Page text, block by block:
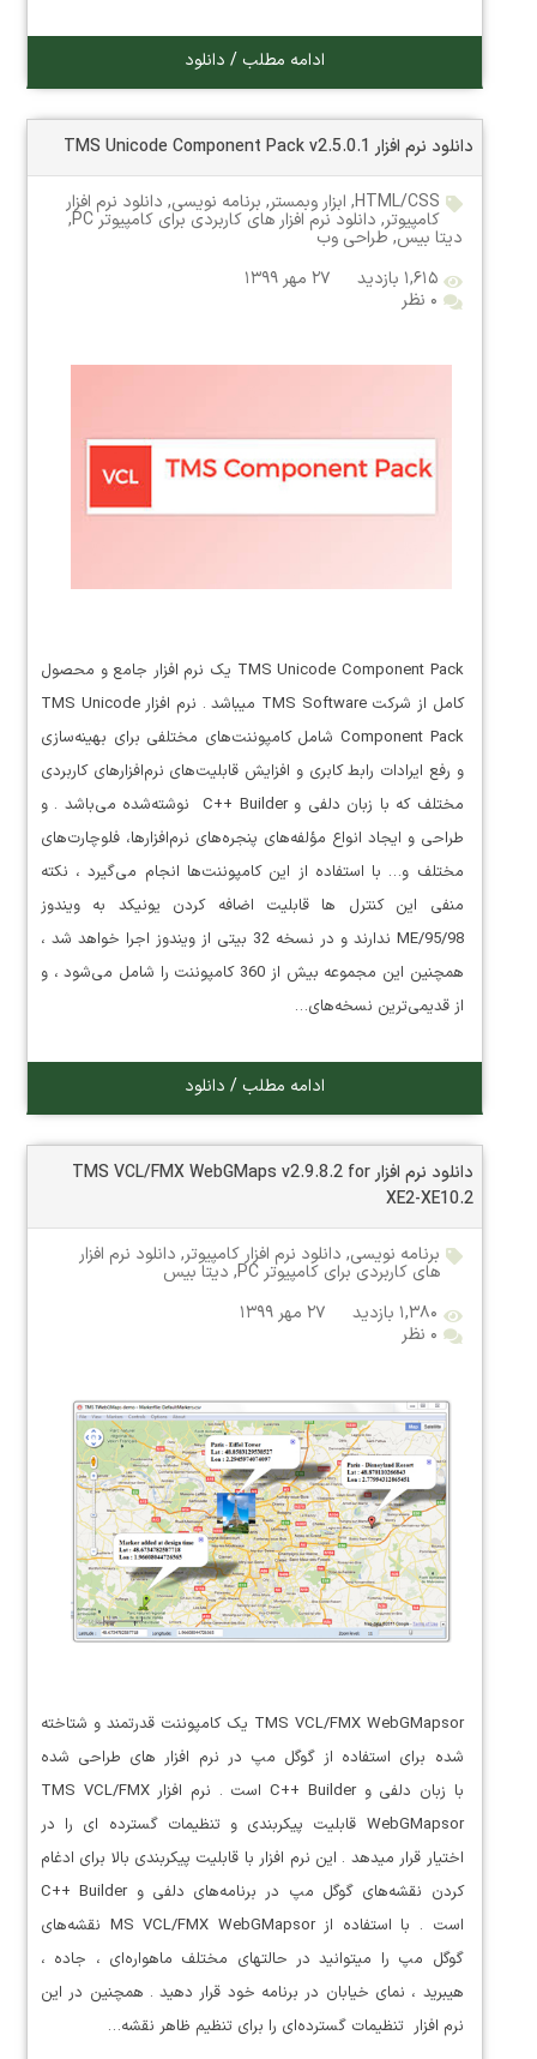
ادامه مطلب / دانلود
دانلود نرم افزار TMS Unicode Component Pack v2.5.0.1
HTML/CSS
, ابزار وبمستر, برنامه نویسی, دانلود نرم افزار
کامپیوتر, دانلود نرم افزار های کاربردی برای کامپیوتر PC ,
دیتا بیس, طراحی وب
۱,۶۱۵ بازدید
۲۷ مهر ۱۳۹۹
۰ نظر
TMS Unicode Component Pack یک نرم افزار جامع و محصول
کامل از شرکت TMS Software میباشد . نرم افزار TMS Unicode
Component Pack شامل کامپوننت‌های مختلفی برای بهینه‌سازی
و رفع ایرادات رابط کابری و افزایش قابلیت‌های نرم‌افزارهای کاربردی
مختلف که با زبان دلفی و C++ Builder نوشته‌شده می‌باشد . و
طراحی و ایجاد انواع مؤلفه‌های پنجره‌های نرم‌افزارها، فلوچارت‌های
مختلف و… با استفاده از این کامپوننت‌ها انجام می‌گیرد ، نکته
منفی این کنترل ها قابلیت اضافه کردن یونیکد به ویندوز
95/98/ME ندارند و در نسخه 32 بیتی از ویندوز اجرا خواهد شد ،
همچنین این مجموعه بیش از 360 کامپوننت را شامل می‌شود ، و
از قدیمی‌ترین نسخه‌های…
ادامه مطلب / دانلود
دانلود نرم افزار TMS VCL/FMX WebGMaps v2.9.8.2 for
XE2-XE10.2
برنامه نویسی, دانلود نرم افزار کامپیوتر, دانلود نرم افزار
های کاربردی برای کامپیوتر PC , دیتا بیس
۱,۳۸۰ بازدید
۲۷ مهر ۱۳۹۹
۰ نظر
TMS VCL/FMX WebGMapsor یک کامپوننت قدرتمند و شتاخته
شده برای استفاده از گوگل مپ در نرم افزار های طراحی شده
با زبان دلفی و C++ Builder است . نرم افزار TMS VCL/FMX
WebGMapsor قابلیت پیکربندی و تنظیمات گسترده ای را در
اختیار قرار میدهد . این نرم افزار با قابلیت پیکربندی بالا برای ادغام
کردن نقشه‌های گوگل مپ در برنامه‌های دلفی و C++ Builder
است . با استفاده از MS VCL/FMX WebGMapsor نقشه‌های
گوگل مپ را میتوانید در حالتهای مختلف ماهواره‌ای ، جاده ،
هیبرید ، نمای خیابان در برنامه خود قرار دهید . همچنین در این
نرم افزار تنظیمات گسترده‌ای را برای تنظیم ظاهر نقشه…